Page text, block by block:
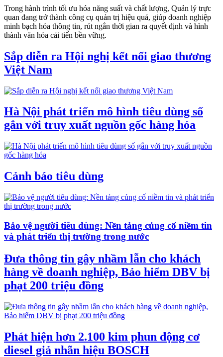
Trong hành trình tối ưu hóa năng suất và chất lượng, Quản lý trực
quan đang trở thành công cụ quản trị hiệu quả, giúp doanh nghiệp
minh bạch hóa thông tin, rút ngắn thời gian ra quyết định và hình
thành văn hóa cải tiến bền vững.
Sắp diễn ra Hội nghị kết nối giao thương
Việt Nam
Hà Nội phát triển mô hình tiêu dùng số
gắn với truy xuất nguồn gốc hàng hóa
Cảnh báo tiêu dùng
Bảo vệ người tiêu dùng: Nền tảng củng cố niềm tin
và phát triển thị trường trong nước
Đưa thông tin gây nhầm lẫn cho khách
hàng về doanh nghiệp, Bảo hiểm DBV bị
phạt 200 triệu đồng
Phát hiện hơn 2.100 kim phun động cơ
diesel giả nhãn hiệu BOSCH